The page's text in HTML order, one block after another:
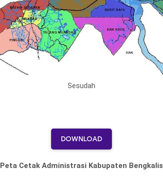
Sesudah
DOWNLOAD
Peta Cetak Administrasi Kabupaten Bengkalis